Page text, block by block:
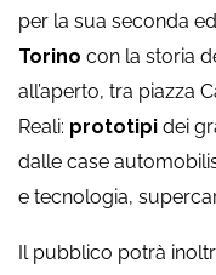
per la sua seconda
Torino con la storia
all’aperto, tra piazza
Reali: prototipi dei
dalle case
e tecnologia,
Il pubblico potrà